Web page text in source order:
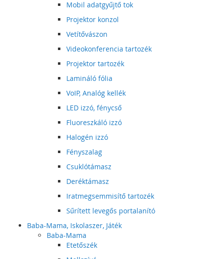
Mobil adatgyűjtő tok
Projektor konzol
Vetítővászon
Videokonferencia tartozék
Projektor tartozék
Lamináló fólia
VoIP, Analóg kellék
LED izzó, fénycső
Fluoreszkáló izzó
Halogén izzó
Fényszalag
Csuklótámasz
Deréktámasz
Iratmegsemmisítő tartozék
Sűrített levegős portalanító
Baba-Mama, Iskolaszer, Játék
Baba-Mama
Etetőszék